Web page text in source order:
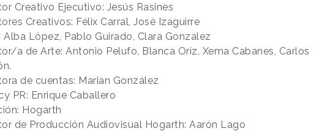
Creativo Ejecutivo: Jesús Rasines
Creativos: Félix Carral, José Izaguirre
Alba López, Pablo Guirado, Clara Gonzalez
a de Arte: Antonio Pelufo, Blanca Oriz, Xema Cabanes, Carlos
de cuentas: Marian González
PR: Enrique Caballero
Hogarth
de Producción Audiovisual Hogarth: Aarón Lago